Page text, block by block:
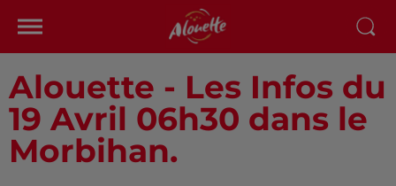
Alouette - Les Infos du
19 Avril 06h30 dans le
Morbihan.